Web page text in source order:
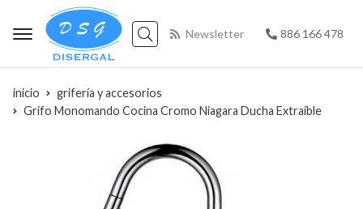
Buscar
Newsletter 886 166 478
inicio
grifería y accesorios
Grifo Monomando Cocina Cromo Niagara Ducha Extraíble